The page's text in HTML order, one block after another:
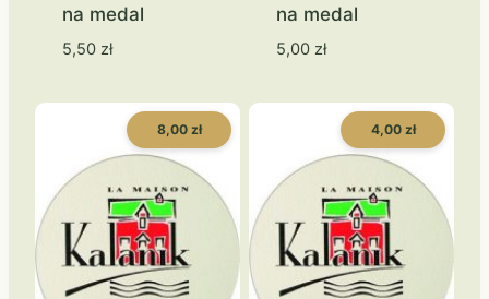
na medal
5,50 zł
na medal
5,00 zł
8,00 zł 4,00 zł